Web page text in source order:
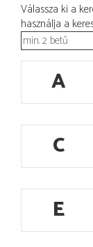
Válassza ki a
használja a
A
C
E